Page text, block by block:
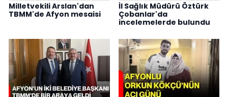
Milletvekili Arslan'dan
TBMM'de Afyon mesaisi
İl Sağlık Müdürü Öztürk
Çobanlar'da
incelemelerde bulundu